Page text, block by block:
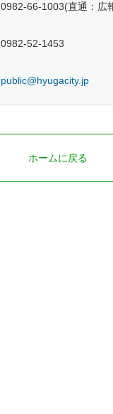
0982-66-1003(直通：広
0982-52-1453
public@hyugacity.jp
ホームに戻る